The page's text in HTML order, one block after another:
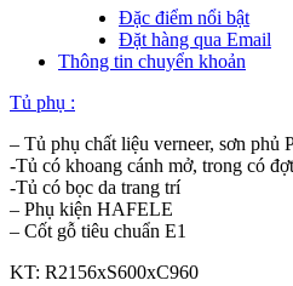
Đặc điểm nổi bật
Đặt hàng qua Email
Thông tin chuyển khoản
Tủ phụ :
– Tủ phụ chất liệu verneer, sơn phủ
-Tủ có khoang cánh mở, trong có
-Tủ có bọc da trang trí
– Phụ kiện HAFELE
– Cốt gỗ tiêu chuẩn E1
KT: R2156xS600xC960